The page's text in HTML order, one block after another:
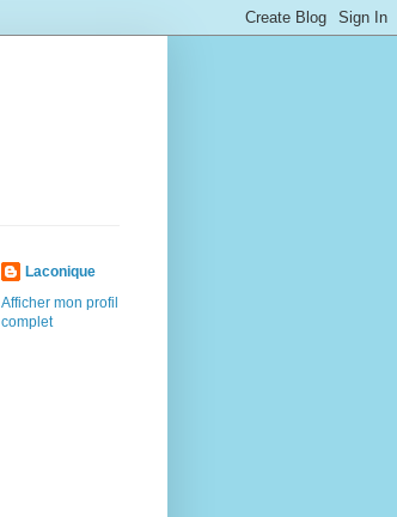
Laconique
Afficher mon profil
complet